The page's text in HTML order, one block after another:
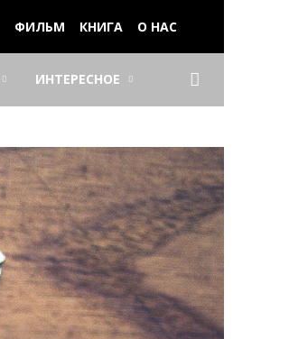
ФИЛЬМ КНИГА О НАС
ИНТЕРЕСНОЕ